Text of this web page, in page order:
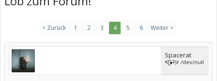
< Zurück 1 2 3 4 5 6 Weiter >
Spacerat
٩(̾●̮̮̃̾•̃̾)۶ /dev/null